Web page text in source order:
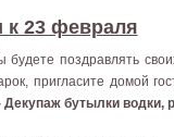
к 23 февраля
поздравлять
пригласите домой
бутылки водки,